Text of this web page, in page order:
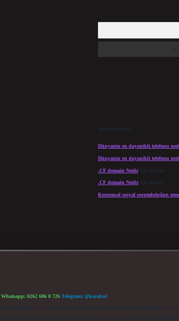
Son yorumlar
Dünyanin en dayanikli telefonu
Dünyanin en dayanikli telefonu
.CF domain Nediriçin admin
.CF domain Nediriçin Merve
Kurumsal sosyal sorumluluğun
Whatsapp: 0262 606 0 726 Telegram: @karabul